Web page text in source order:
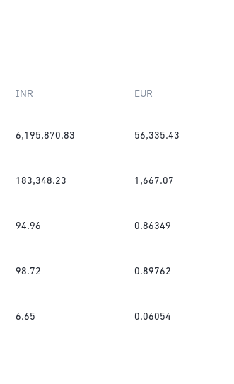
INR EUR
6,195,870.83 56,335.43
183,348.23 1,667.07
94.96 0.86349
98.72 0.89762
6.65 0.06054